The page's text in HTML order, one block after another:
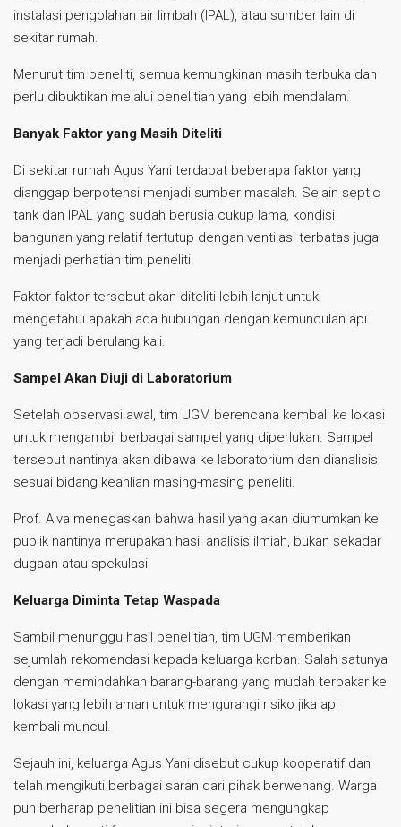
instalasi pengolahan air limbah (IPAL), atau sumber lain di
sekitar rumah.
Menurut tim peneliti, semua kemungkinan masih terbuka dan
perlu dibuktikan melalui penelitian yang lebih mendalam.
Banyak Faktor yang Masih Diteliti
Di sekitar rumah Agus Yani terdapat beberapa faktor yang
dianggap berpotensi menjadi sumber masalah. Selain septic
tank dan IPAL yang sudah berusia cukup lama, kondisi
bangunan yang relatif tertutup dengan ventilasi terbatas juga
menjadi perhatian tim peneliti.
Faktor-faktor tersebut akan diteliti lebih lanjut untuk
mengetahui apakah ada hubungan dengan kemunculan api
yang terjadi berulang kali.
Sampel Akan Diuji di Laboratorium
Setelah observasi awal, tim UGM berencana kembali ke lokasi
untuk mengambil berbagai sampel yang diperlukan. Sampel
tersebut nantinya akan dibawa ke laboratorium dan dianalisis
sesuai bidang keahlian masing-masing peneliti.
Prof. Alva menegaskan bahwa hasil yang akan diumumkan ke
publik nantinya merupakan hasil analisis ilmiah, bukan sekadar
dugaan atau spekulasi.
Keluarga Diminta Tetap Waspada
Sambil menunggu hasil penelitian, tim UGM memberikan
sejumlah rekomendasi kepada keluarga korban. Salah satunya
dengan memindahkan barang-barang yang mudah terbakar ke
lokasi yang lebih aman untuk mengurangi risiko jika api
kembali muncul.
Sejauh ini, keluarga Agus Yani disebut cukup kooperatif dan
telah mengikuti berbagai saran dari pihak berwenang. Warga
pun berharap penelitian ini bisa segera mengungkap